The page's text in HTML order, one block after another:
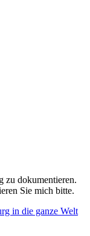
zu dokumentieren.
Sie mich bitte.
in die ganze Welt